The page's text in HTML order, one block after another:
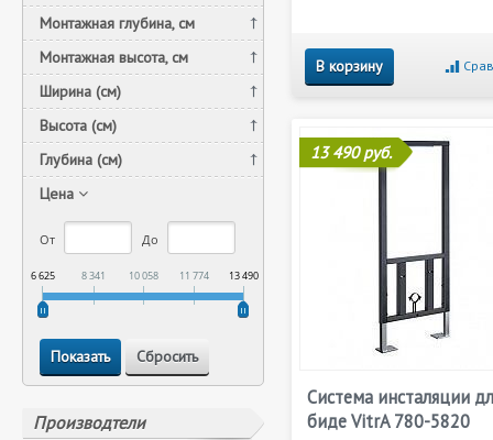
Монтажная глубина, см
Монтажная высота, см
Ширина (см)
Высота (см)
Глубина (см)
Цена
От До
6 625 8 341 10 058 11 774 13 490
Производтели
В корзину
13 490 руб.
Система инсталяции
биде VitrA 780-5820